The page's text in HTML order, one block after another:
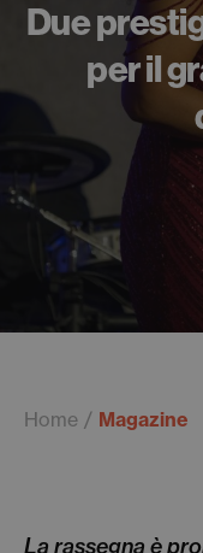
Due
per il
Home Magazine
La rassegna è